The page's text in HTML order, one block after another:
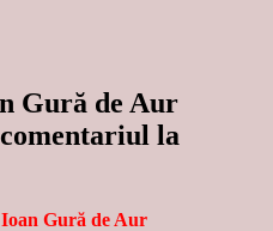
Gură de Aur
la
Gură de Aur